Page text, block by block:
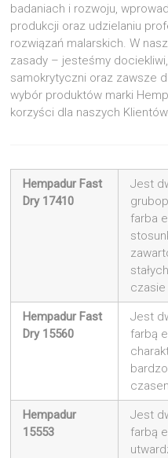
badaniach i rozwoju,
produkcji oraz udzielaniu
rozwiązań malarskich. W
zasady – jesteśmy
samokrytyczni oraz zawsze
wybór produktów marki
korzyści dla naszych Klientów.
Hempadur Fast
Dry 17410
Jest
farba
czasie
Hempadur Fast
Dry 15560
Jest
farbą
Hempadur
15553
Jest
farbą